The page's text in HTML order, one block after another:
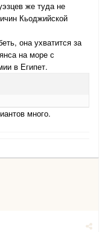
же туда не
Кьоджийской
она ухватится за
на море с
в Египет.
много.